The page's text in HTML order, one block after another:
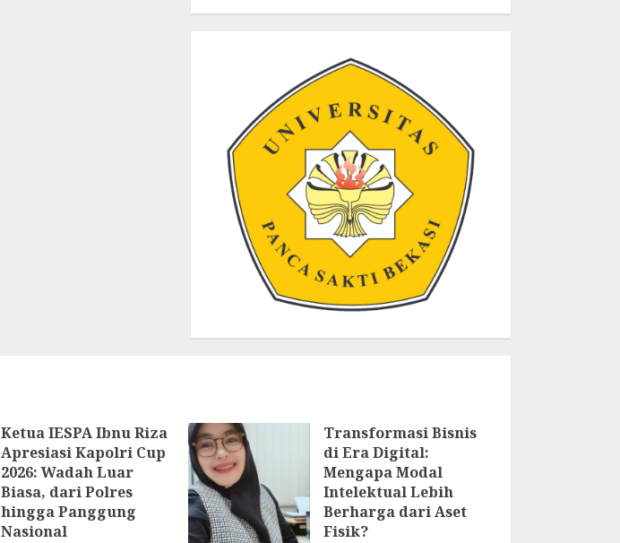
Ketua IESPA Ibnu Riza
Apresiasi Kapolri Cup
2026: Wadah Luar
Biasa, dari Polres
hingga Panggung
Nasional
Transformasi Bisnis
di Era Digital:
Mengapa Modal
Intelektual Lebih
Berharga dari Aset
Fisik?